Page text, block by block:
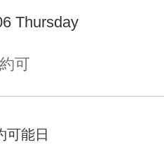
Thursday
可
可能日